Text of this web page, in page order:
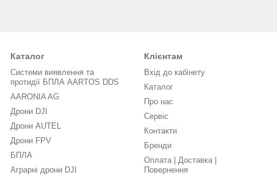
Каталог
Системи виявлення та
протидії БПЛА AARTOS DDS
AARONIA AG
Дрони DJI
Дрони AUTEL
Дрони FPV
БПЛА
Аграрні дрони DJI
Клієнтам
Вхід до кабінету
Каталог
Про нас
Сервіс
Контакти
Бренди
Оплата | Доставка |
Повернення